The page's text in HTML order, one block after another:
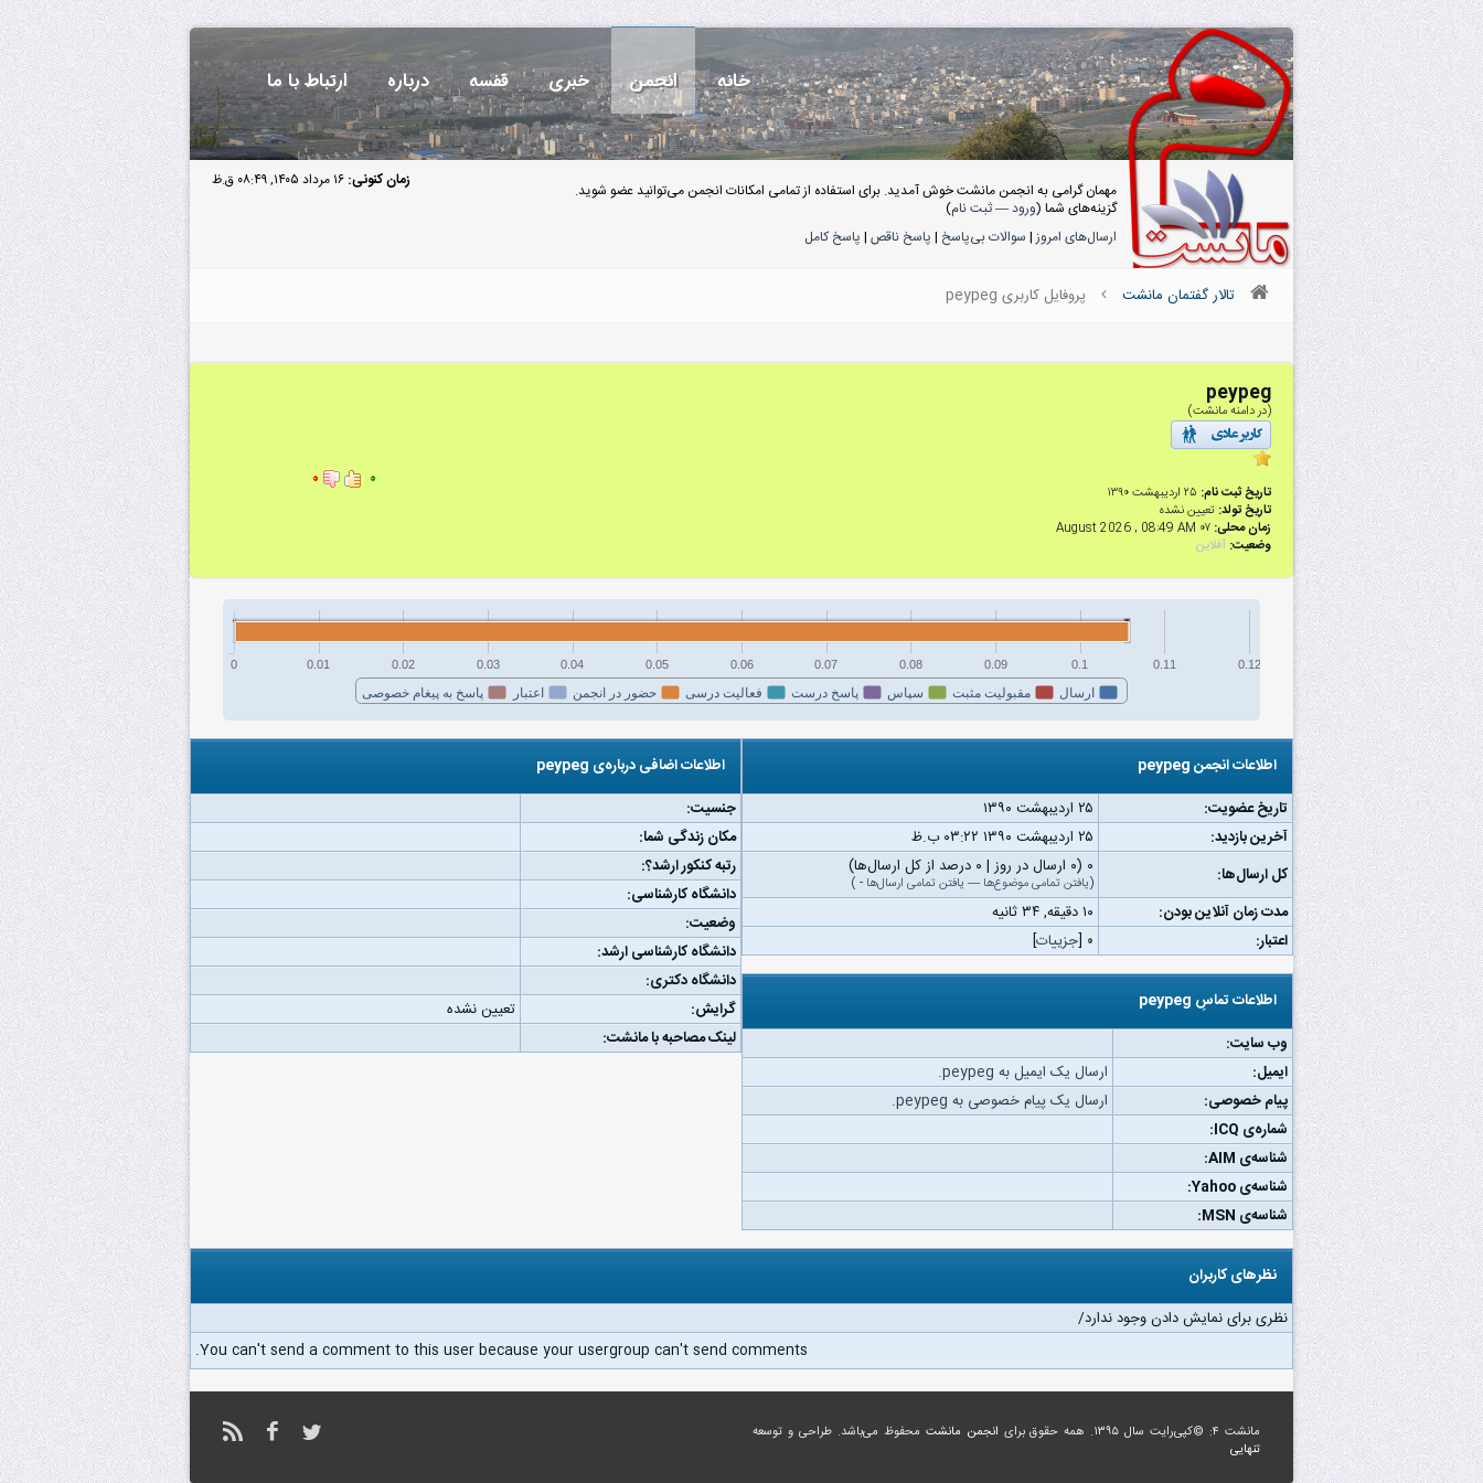
خانه انجمن خبری قفسه درباره ارتباط با ما
زمان کنونی: ۱۶ مرداد ۱۴۰۵, ۰۸:۴۹ ق.ظ
مهمان گرامی به انجمن مانشت خوش آمدید. برای استفاده از تمامی امکانات انجمن می‌توانید عضو شوید.
گزینه‌های شما (ورود—ثبت نام)
ارسال‌های امروز| سوالات بی‌پاسخ | پاسخ ناقص | پاسخ کامل
تالار گفتمان مانشت پروفایل کاربری peypeg
peypeg
(در دامنه مانشت)
تاریخ ثبت نام: ۲۵ اردیبهشت ۱۳۹۰
تاریخ تولد: تعیین نشده
زمان محلی: ۰۷ August 2026 , 08:49 AM
وضعیت: آفلاین
۰ ۰
ارسال مقبولیت مثبت سپاس پاسخ درست فعالیت درسی حضور در انجمن اعتبار پاسخ به پیغام خصوصی
0 0.01 0.02 0.03 0.04 0.05 0.06 0.07 0.08 0.09 0.1 0.11 0.12
اطلاعات انجمن peypeg
تاریخ عضویت:
۲۵ اردیبهشت ۱۳۹۰
آخرین بازدید:
۲۵ اردیبهشت ۱۳۹۰ ۰۳:۲۲ ب.ظ
کل ارسال‌ها:
۰ (۰ ارسال در روز | ۰ درصد از کل ارسال‌ها)
(یافتن تمامی موضوع‌ها — یافتن تمامی ارسال‌ها -
)
مدت زمان آنلاین بودن:
۱۰ دقیقه, ۳۴ ثانیه
اعتبار:
۰ [جزییات]
اطلاعات تماسِ peypeg
وب‌ سایت:
ایمیل:
ارسال یک ایمیل به peypeg.
پیام خصوصی:
ارسال یک پیام خصوصی به peypeg.
شماره‌ی ICQ:
شناسه‌ی AIM:
شناسه‌ی Yahoo:
شناسه‌ی MSN:
اطلاعات اضافی درباره‌ی peypeg
جنسیت:
مکان زندگی شما:
رتبه کنکور ارشد؟:
دانشگاه کارشناسی:
وضعیت:
دانشگاه کارشناسی ارشد:
دانشگاه دکتری:
گرایش:
تعیین نشده
لینک مصاحبه با مانشت:
نظرهای کاربران
نظری برای نمایش دادن وجود ندارد/
You can't send a comment to this user because your usergroup can't send comments.
مانشت ۴: ©کپی‌رایت سال ۱۳۹۵. همه حقوق برای انجمن مانشت محفوظ می‌باشد. طراحی و توسعه
تنهایی